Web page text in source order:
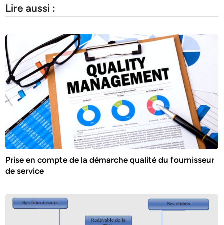
Lire aussi :
Prise en compte de la démarche qualité du fournisseur
de service